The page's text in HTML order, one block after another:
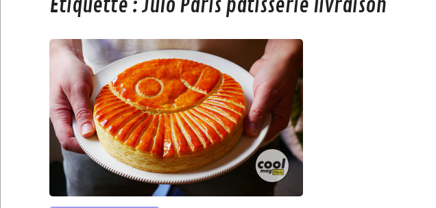
Étiquette :Julo Paris pâtisserie livraison